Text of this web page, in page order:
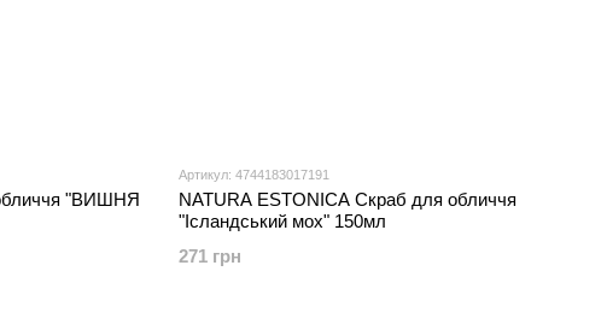
"ВИШНЯ
Артикул: 4744183017191
NATURA ESTONICA Скраб для обличчя
"Ісландський мох" 150мл
271 грн